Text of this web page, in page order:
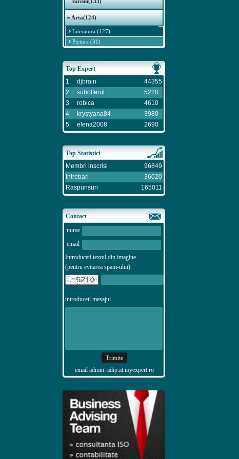
Arta(124)
Literatura (127)
Pictura (31)
Top Expert
1
djbrain
44355
2
subofferul
5220
3
robica
4610
4
krystyana84
3980
5
elena2008 2690
Top Statistici
Membri inscrisi
96849
Intrebari
36020
Raspunsuri
165011
Contact
nume
email
Introduceti textul din imagine
(pentru evitarea spam-ului):
introduceti mesajul
email admin: adip.at.myexpert.ro